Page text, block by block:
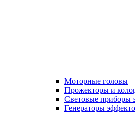
Моторные головы
Прожекторы и
Световые приборы
Генераторы